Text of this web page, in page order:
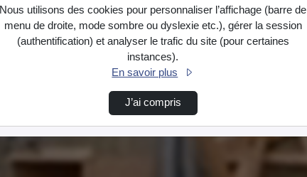
Nous utilisons des cookies pour personnaliser l’affichage (barre de
menu de droite, mode sombre ou dyslexie etc.), gérer la session
(authentification) et analyser le trafic du site (pour certaines
instances).
En savoir plus
J’ai compris